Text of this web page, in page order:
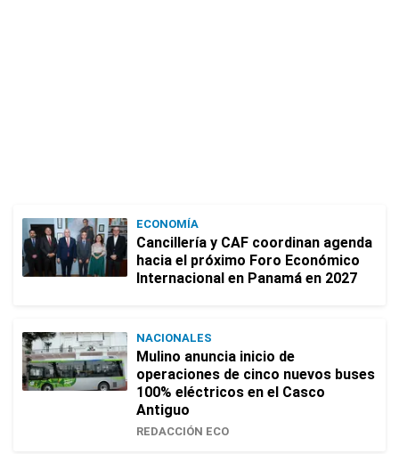
ECONOMÍA
Cancillería y CAF coordinan agenda
hacia el próximo Foro Económico
Internacional en Panamá en 2027
NACIONALES
Mulino anuncia inicio de
operaciones de cinco nuevos buses
100% eléctricos en el Casco
Antiguo
REDACCIÓN ECO